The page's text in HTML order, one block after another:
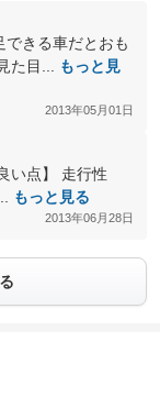
できる車だとおも
た目...
もっと見
2013年05月01日
い点】 走行性
もっと見る
2013年06月28日